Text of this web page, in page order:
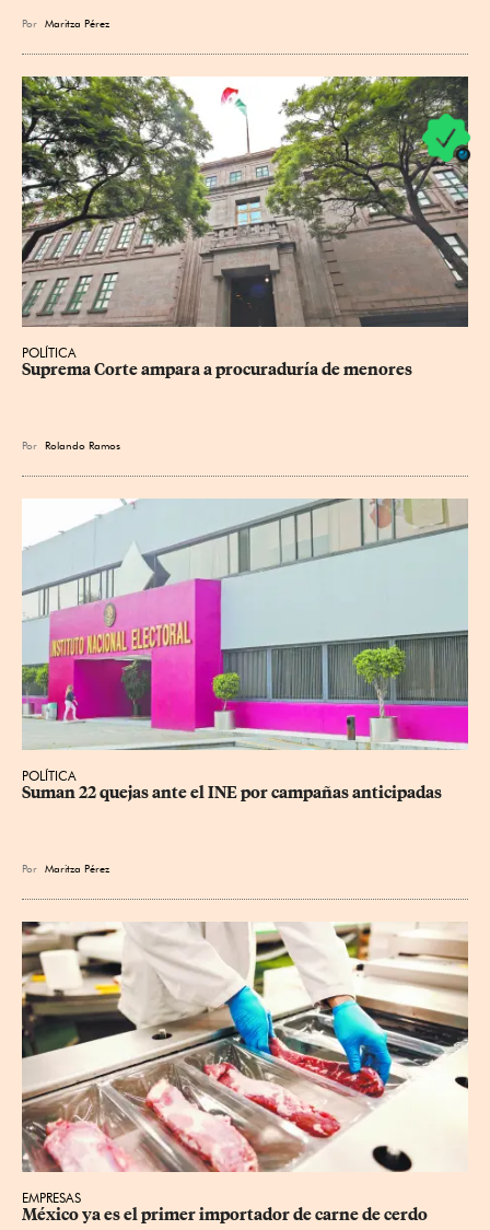
Por Maritza Pérez
POLÍTICA
Suprema Corte ampara a procuraduría de menores
Por Rolando Ramos
POLÍTICA
Suman 22 quejas ante el INE por campañas anticipadas
Por Maritza Pérez
EMPRESAS
México ya es el primer importador de carne de cerdo